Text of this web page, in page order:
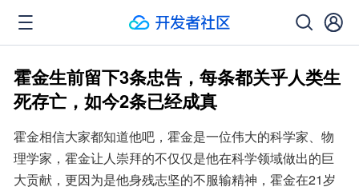
霍金生前留下3条忠告，每条都关乎人类生
死存亡，如今2条已经成真
霍金相信大家都知道他吧，霍金是一位伟大的科学家、物
理学家，霍金让人崇拜的不仅仅是他在科学领域做出的巨
大贡献，更因为是他身残志坚的不服输精神，霍金在21岁